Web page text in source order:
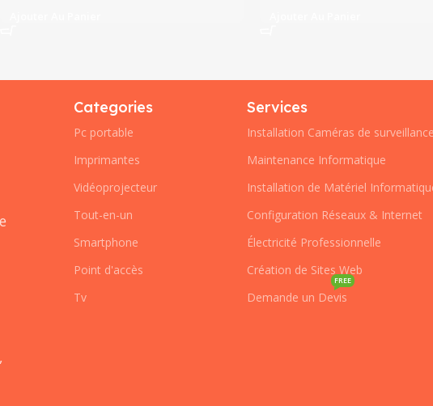
Categories
Pc portable
Imprimantes
Vidéoprojecteur
Tout-en-un
Smartphone
Point d'accès
Tv
Services
Installation Caméras de
Maintenance Informatique
Installation de Matériel
Configuration Réseaux & Internet
Électricité Professionnelle
Création de Sites Web
Demande un Devis
FREE